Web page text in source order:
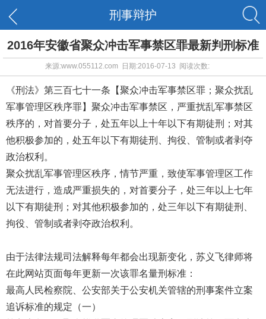
刑事辩护
2016年安徽省聚众冲击军事禁区罪最新判刑标准
来源:www.055112.com 日期:2016-07-13 阅读次数:
《刑法》第三百七十一条【聚众冲击军事禁区罪；聚众扰乱
军事管理区秩序罪】聚众冲击军事禁区，严重扰乱军事禁区
秩序的，对首要分子，处五年以上十年以下有期徒刑；对其
他积极参加的，处五年以下有期徒刑、拘役、管制或者剥夺
政治权利。
聚众扰乱军事管理区秩序，情节严重，致使军事管理区工作
无法进行，造成严重损失的，对首要分子，处三年以上七年
以下有期徒刑；对其他积极参加的，处三年以下有期徒刑、
拘役、管制或者剥夺政治权利。
由于法律法规司法解释每年都会出现新变化，苏义飞律师将
在此网站页面每年更新一次该罪名量刑标准：
最高人民检察院、公安部关于公安机关管辖的刑事案件立案
追诉标准的规定（一）